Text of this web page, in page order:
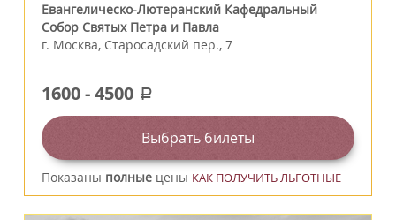
Евангелическо-Лютеранский Кафедральный
Собор Святых Петра и Павла
г. Москва, Старосадский пер., 7
1600-4500 a
Выбрать билеты
Показаны полные цены КАК ПОЛУЧИТЬ ЛЬГОТНЫЕ